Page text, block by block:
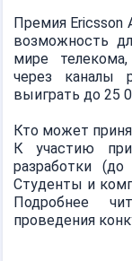
Премия Ericsson
возможность
мире
через каналы
выиграть до 25
Кто может
К участию
разработки
Студенты и
Подробнее
проведения